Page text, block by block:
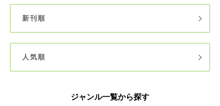
新刊順
人気順
ジャンル一覧から探す